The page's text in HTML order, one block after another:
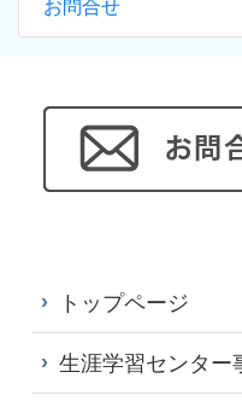
お問合せ
トップページ
生涯学習センター